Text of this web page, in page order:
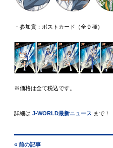
・参加賞：ポストカード（全９種）
※価格は全て税込です。
詳細は J-WORLD最新ニュース まで！
« 前の記事